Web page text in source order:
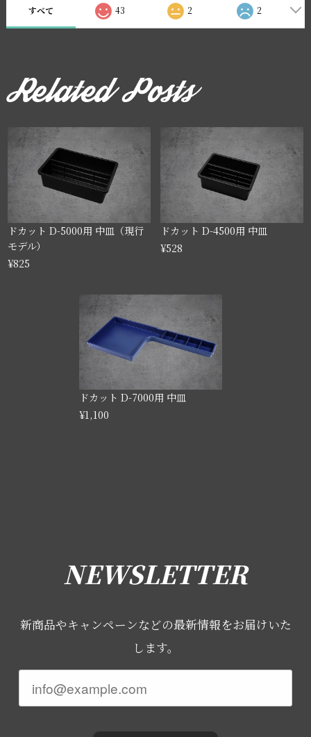
すべて 43 2 2
ドカット D-5000用 中皿（現行
モデル）
¥825
ドカット D-4500用 中皿
¥528
ドカット D-7000用 中皿
¥1,100
NEWSLETTER
新商品やキャンペーンなどの最新情報をお届けいた
します。